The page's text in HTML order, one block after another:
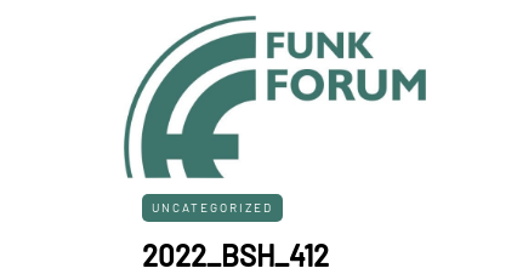
UNCATEGORIZED
2022_BSH_412